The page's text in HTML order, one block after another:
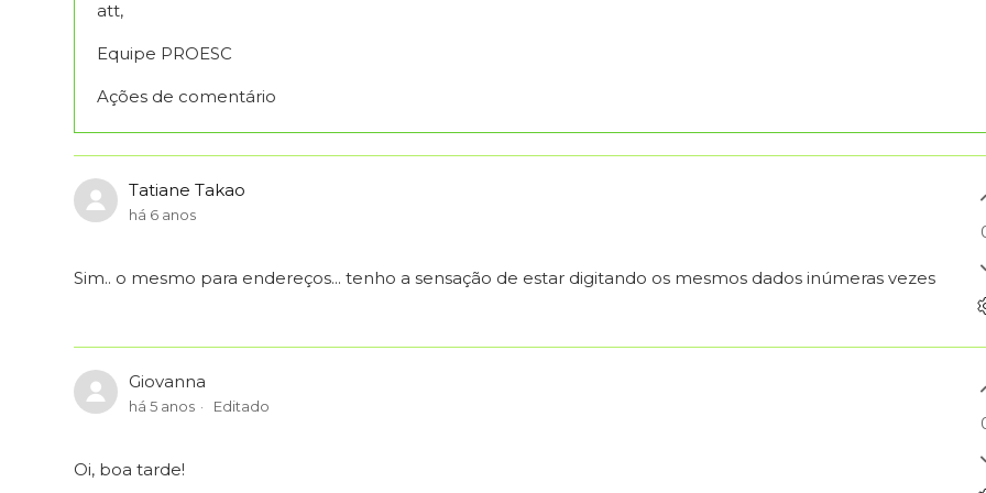
att,
Equipe PROESC
Ações de comentário
Tatiane Takao
há 6 anos
Sim.. o mesmo para endereços... tenho a sensação de estar digitando os mesmos dados inúmeras vezes
Giovanna
há 5 anos Editado
Oi, boa tarde!